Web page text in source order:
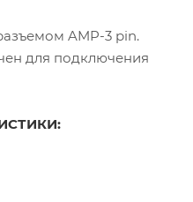
AMP-3 pin.
для подключения